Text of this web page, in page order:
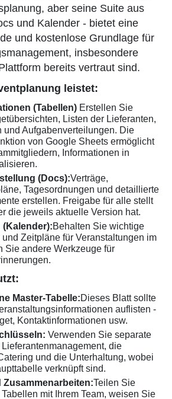
aber seine Suite aus
und Kalender - bietet eine
und kostenlose Grundlage für
insbesondere
bereits vertraut sind.
leistet:
(Tabellen) Erstellen Sie
Listen der Lieferanten,
und Aufgabenverteilungen. Die
von Google Sheets ermöglicht
Informationen in
(Docs):Verträge,
Tagesordnungen und detaillierte
erstellen. Freigabe für alle stellt
die jeweils aktuelle Version hat.
Behalten Sie wichtige
und Zeitpläne für Veranstaltungen im
Sie andere Werkzeuge für
Master-Tabelle:Dieses Blatt sollte
auflisten -
Kontaktinformationen usw.
Verwenden Sie separate
die
und die Unterhaltung, wobei
verknüpft sind.
Zusammenarbeiten:Teilen Sie
mit Ihrem Team, weisen Sie